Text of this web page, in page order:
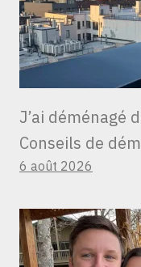
J’ai déménagé
Conseils de
6 août 2026